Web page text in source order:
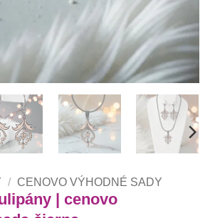
/ CENOVO VÝHODNÉ SADY
| cenovo